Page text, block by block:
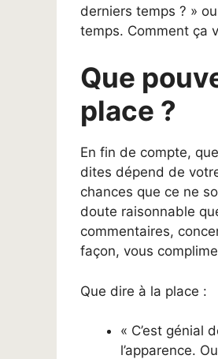
derniers temps ? »
temps. Comment ça
Que
place ?
En fin de compte,
dites dépend de
chances que ce ne
doute raisonnable
commentaires,
façon, vous
Que dire à la place :
« C’est génial
l’apparence.